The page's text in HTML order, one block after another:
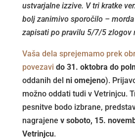
ustvarjalne izzive. V tri kratke
bolj zanimivo sporočilo –
zapisati po pravilu 5/7/5 zlogov
Vaša dela sprejemamo prek
povezavi do 31. oktobra do
oddanih del ni omejeno).
možno oddati tudi v Vetrinjcu.
pesnitve bodo izbrane,
nagrajene v soboto, 15.
Vetrinjcu.